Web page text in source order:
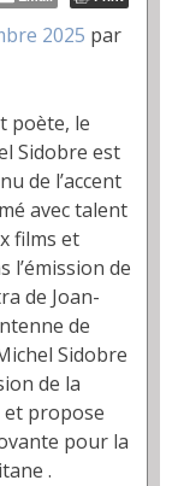
2025 par
poète, le
Sidobre est
de l’accent
avec talent
films et
l’émission de
de Joan-
de
Sidobre
de la
et propose
pour la
.